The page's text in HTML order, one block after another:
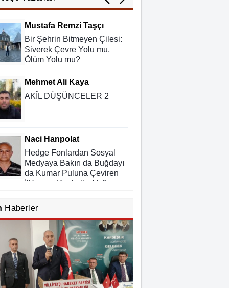
?
Mustafa Remzi Taşçı
Bir Şehrin Bitmeyen Çilesi:
Siverek Çevre Yolu mu,
Ölüm Yolu mu?
Mehmet Ali Kaya
AKÎL DÜŞÜNCELER 2
Naci Hanpolat
Hedge Fonlardan Sosyal
Medyaya Bakırı da Buğdayı
da Kumar Puluna Çeviren
İllüzyon: Kapitalist Yağmaya
SAHİDEN ŞANLIURFA
SAHİPSİZ Mİ?
Cemil Yeşildağ
Dersa Mentikî û Lûyê
Haberler